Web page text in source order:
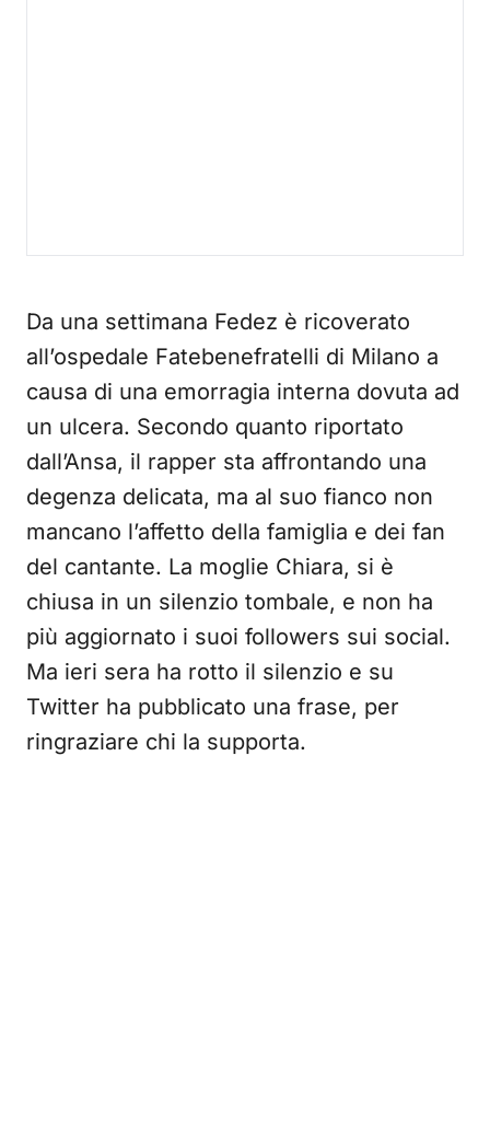
Da una settimana Fedez è ricoverato
all’ospedale Fatebenefratelli di Milano a
causa di una emorragia interna dovuta ad
un ulcera. Secondo quanto riportato
dall’Ansa, il rapper sta affrontando una
degenza delicata, ma al suo fianco non
mancano l’affetto della famiglia e dei fan
del cantante. La moglie Chiara, si è
chiusa in un silenzio tombale, e non ha
più aggiornato i suoi followers sui social.
Ma ieri sera ha rotto il silenzio e su
Twitter ha pubblicato una frase, per
ringraziare chi la supporta.